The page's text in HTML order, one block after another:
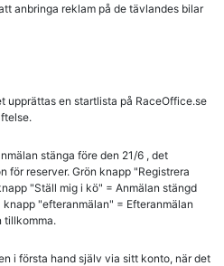
anbringa reklam på de tävlandes bilar
upprättas en startlista på RaceOffice.se
stänga före den 21/6 , det
för reserver. Grön knapp "Registrera
"Ställ mig i kö" = Anmälan stängd
"efteranmälan" = Efteranmälan
tillkomma.
i första hand själv via sitt konto, när det